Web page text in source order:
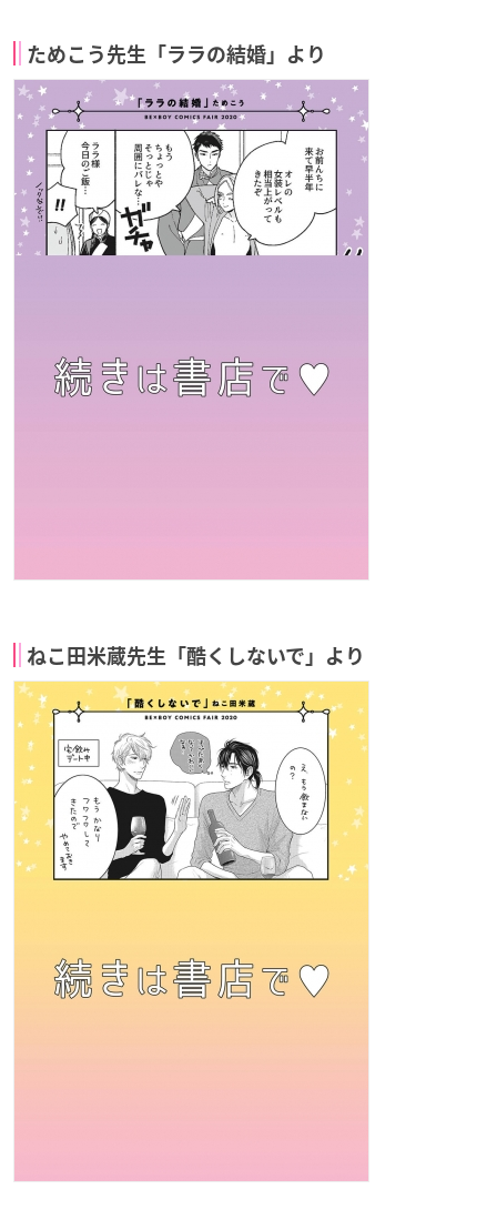
ためこう先生「ララの結婚」より
ねこ田米蔵先生「酷くしないで」より